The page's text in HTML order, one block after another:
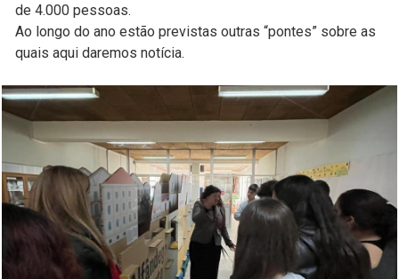
de 4.000 pessoas.
Ao longo do ano estão previstas outras “pontes” sobre as
quais aqui daremos notícia.